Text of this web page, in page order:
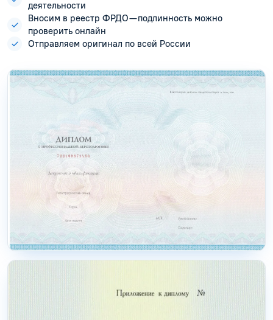
деятельности
Вносим в реестр ФРДО — подлинность можно
проверить онлайн
Отправляем оригинал по всей России